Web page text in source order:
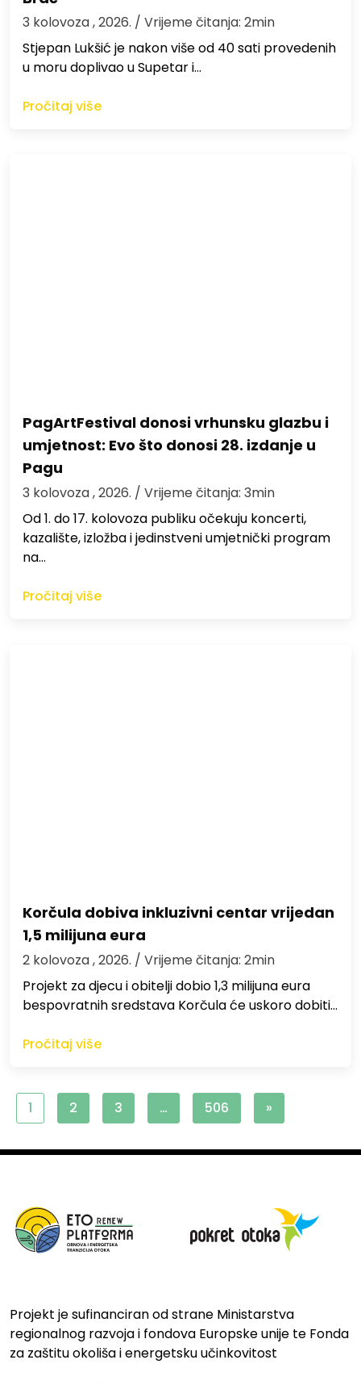
3 kolovoza , 2026. / Vrijeme čitanja: 2min
St​jepan Lukšić je nakon više od 40 sati provedenih
u moru doplivao u Supetar i…
Pročitaj više
PagArtFestival donosi vrhunsku glazbu i
umjetnost: Evo što donosi 28. izdanje u
Pagu
3 kolovoza , 2026. / Vrijeme čitanja: 3min
Od 1. do 17. kolovoza publiku očekuju koncerti,
kazalište, izložba i jedinstveni umjetnički program
na…
Pročitaj više
Korčula dobiva inkluzivni centar vrijedan
1,5 milijuna eura
2 kolovoza , 2026. / Vrijeme čitanja: 2min
Projekt za djecu i obitelji dobio 1,3 milijuna eura
bespovratnih sredstava Korčula će uskoro dobiti…
Pročitaj više
1 2 3 … 506 »
Projekt je sufinanciran od strane Ministarstva
regionalnog razvoja i fondova Europske unije te Fonda
za zaštitu okoliša i energetsku učinkovitost